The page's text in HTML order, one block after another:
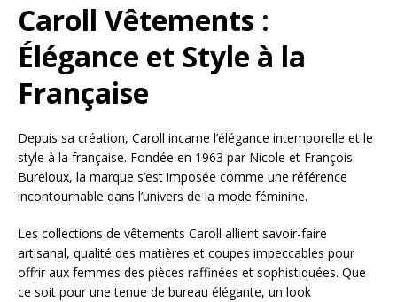
Caroll Vêtements :
Élégance et Style à la
Française
Depuis sa création, Caroll incarne l’élégance intemporelle et le
style à la française. Fondée en 1963 par Nicole et François
Bureloux, la marque s’est imposée comme une référence
incontournable dans l’univers de la mode féminine.
Les collections de vêtements Caroll allient savoir-faire
artisanal, qualité des matières et coupes impeccables pour
offrir aux femmes des pièces raffinées et sophistiquées. Que
ce soit pour une tenue de bureau élégante, un look